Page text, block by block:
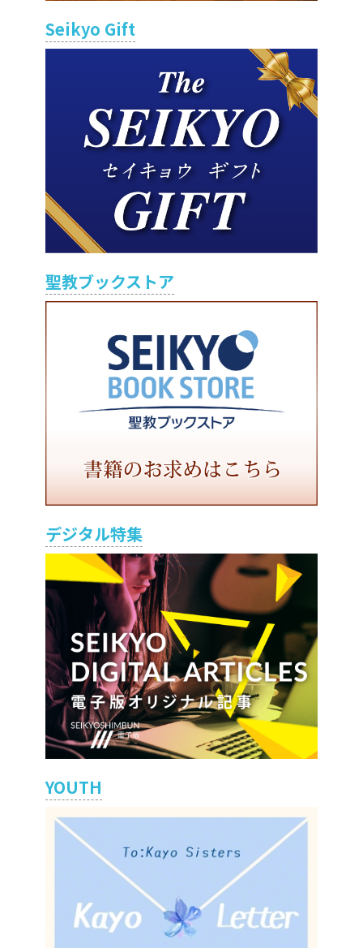
Seikyo Gift
聖教ブックストア
デジタル特集
YOUTH